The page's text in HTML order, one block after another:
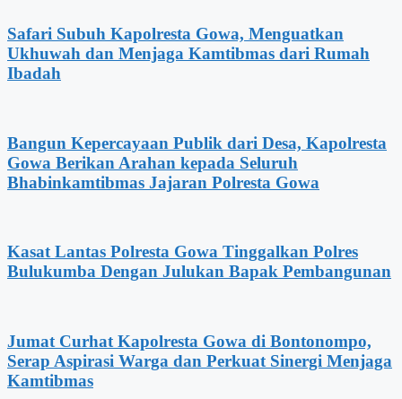
Safari Subuh Kapolresta Gowa, Menguatkan
Ukhuwah dan Menjaga Kamtibmas dari Rumah
Ibadah
Bangun Kepercayaan Publik dari Desa, Kapolresta
Gowa Berikan Arahan kepada Seluruh
Bhabinkamtibmas Jajaran Polresta Gowa
Kasat Lantas Polresta Gowa Tinggalkan Polres
Bulukumba Dengan Julukan Bapak Pembangunan
Jumat Curhat Kapolresta Gowa di Bontonompo,
Serap Aspirasi Warga dan Perkuat Sinergi Menjaga
Kamtibmas